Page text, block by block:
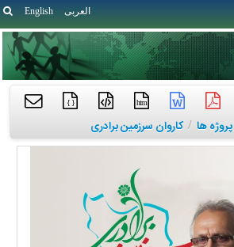
English العربی
htm
{ }
پروژه ها / کاروان سرزمین برادری